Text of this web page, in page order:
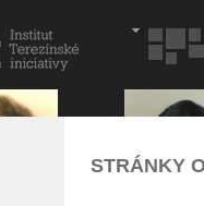
STRÁNKY